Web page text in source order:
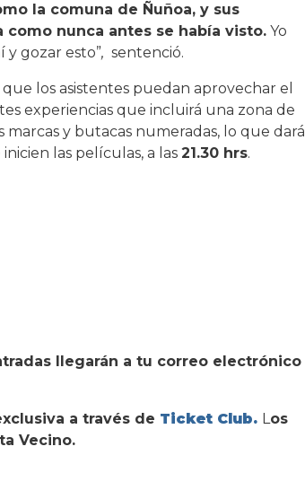
la comuna de Ñuñoa, y sus
nunca antes se había visto. Yo
y gozar esto”, sentenció.
que los asistentes puedan aprovechar el
experiencias que incluirá una zona de
y butacas numeradas, lo que dará
las películas, a las 21.30 hrs.
llegarán a tu correo electrónico
a través de Ticket Club. Los
Vecino.